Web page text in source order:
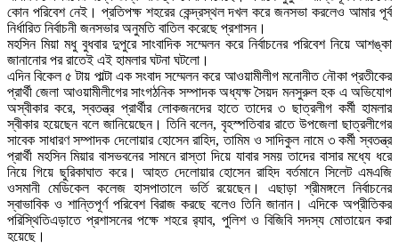
কোন পরিবেশ নেই। প্রতিপক্ষ শহরের কেন্দ্রস্থল দখল করে জনসভা করলেও আমার পূর্ব
নির্ধারিত নির্বাচনী জনসভার অনুমতি বাতিল করেছে প্রশাসন।
মহসিন মিয়া মধু বুধবার দুপুরে সাংবাদিক সম্মেলন করে নির্বাচনের পরিবেশ নিয়ে আশঙ্কা
জানানোর পর রাতেই এই হামলার ঘটনা ঘটলো।
এদিন বিকেল ৫ টায় পাল্টা এক সংবাদ সম্মেলন করে আওয়ামীলীগ মনোনীত নৌকা প্রতীকের
প্রার্থী জেলা আওয়ামীলীগের সাংগঠনিক সম্পাদক অধ্যক্ষ সৈয়দ মনসুরুল হক এ অভিযোগ
অস্বীকার করে, স্বতন্ত্র প্রার্থীর লোকজনদের হাতে তাদের ৩ ছাত্রলীগ কর্মী হামলার
স্বীকার হয়েছেন বলে জানিয়েছেন। তিনি বলেন, বৃহস্পতিবার রাতে উপজেলা ছাত্রলীগের
সাবেক সাধারণ সম্পাদক দেলোয়ার হোসেন রাহিদ, তামিম ও সাদিকুল নামে ৩ কর্মী স্বতন্ত্র
প্রার্থী মহসিন মিয়ার বাসভবনের সামনে রাস্তা দিয়ে যাবার সময় তাদের বাসার মধ্যে ধরে
নিয়ে গিয়ে ছুরিকাঘাত করে। আহত দেলোয়ার হোসেন রাহিদ বর্তমানে সিলেট এমএজি
ওসমানী মেডিকেল কলেজ হাসপাতালে ভর্তি রয়েছেন। এছাড়া শ্রীমঙ্গলে নির্বাচনের
স্বাভাবিক ও শান্তিপূর্ণ পরিবেশ বিরাজ করছে বলেও তিনি জানান। এদিকে অপ্রীতিকর
পরিস্থিতিএড়াতে প্রশাসনের পক্ষে শহরে র‌্যাব, পুলিশ ও বিজিবি সদস্য মোতায়েন করা
হয়েছে।